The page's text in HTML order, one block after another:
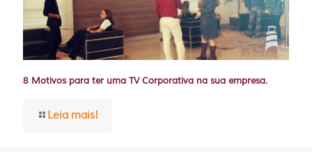
8 Motivos para ter uma TV Corporativa na sua empresa.
Leia mais!